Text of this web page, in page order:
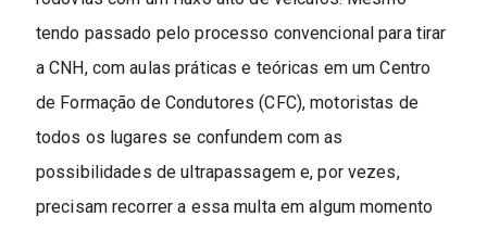
tendo passado pelo processo convencional para tirar
a CNH, com aulas práticas e teóricas em um Centro
de Formação de Condutores (CFC), motoristas de
todos os lugares se confundem com as
possibilidades de ultrapassagem e, por vezes,
precisam recorrer a essa multa em algum momento